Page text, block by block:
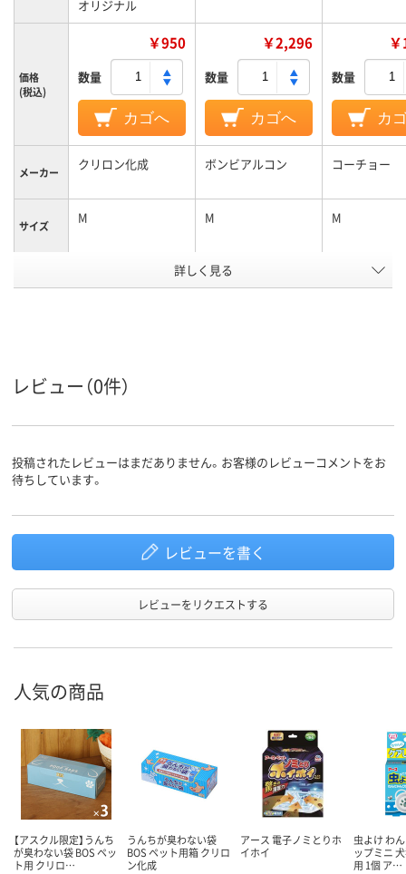
オリジナル
価格
(税込)
￥950
数量
カゴへ
￥2,296
数量
カゴへ
数量
カ
メーカー クリロン化成 ボンビアルコン コーチョー
サイズ M M M
犬
スコア
詳しく見る
レビュー（0件）
投稿されたレビューはまだありません。お客様のレビューコメントをお
待ちしています。
レビューを書く
レビューをリクエストする
人気の商品
【アスクル限定】うんち
が臭わない袋 BOS ペッ
ト用 クリロ…
うんちが臭わない袋
BOS ペット用箱 クリロ
ン化成
アース 電子ノミとりホ
イホイ
虫よけ わ
ップミニ
用 1個 ア…